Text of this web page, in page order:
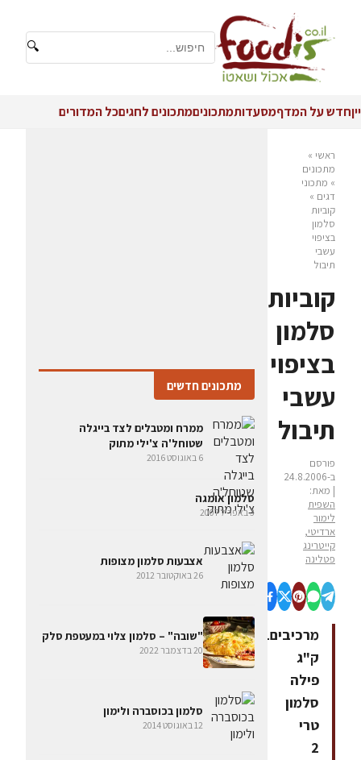
🔍
ייןחדש על המדףמסעדותמתכוניםמתכונים לחגיםכל המדורים
ראשי »
מתכונים
» מתכוני
דגים »
קוביות
סלמון
בציפוי
עשבי
תיבול
קוביות
סלמון
בציפוי
עשבי
תיבול
פורסם
ב-24.8.2006
| מאת:
השפית
לימור
ארדיטי,
קייטרינג
פטלינה
מרכיבים1
ק"ג
פילה
סלמון
טרי
2
מתכונים חדשים
ממרח ומטבלים לצד בייגלה
שטוחל'ה צ'ילי מתוק
6 באוגוסט 2016
סלמון אומגה
3 באפריל 2007
אצבעות סלמון מצופות
26 באוקטובר 2012
"שובה" – סלמון צלוי במעטפת סלק
20 בדצמבר 2022
סלמון בכוסברה ולימון
12 באוגוסט 2014